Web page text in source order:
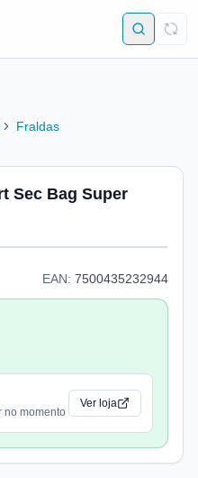
Fraldas
Sec Bag Super
EAN: 7500435232944
no momento
Ver loja